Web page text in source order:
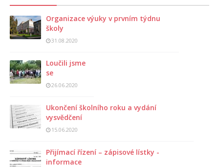
Organizace výuky v prvním týdnu
školy
31.08.2020
Loučili jsme
se
26.06.2020
Ukončení školního roku a vydání
vysvědčení
15.06.2020
Přijímací řízení – zápisové lístky -
informace